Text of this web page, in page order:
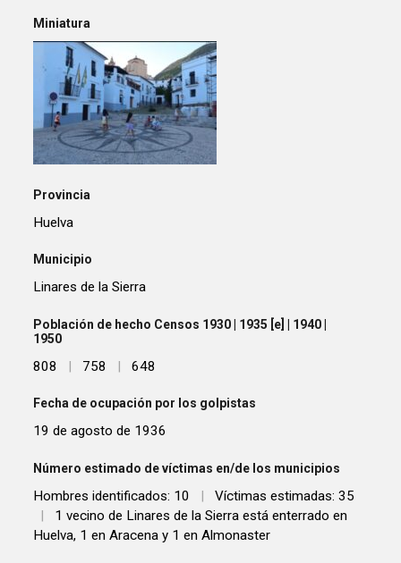
Miniatura
Provincia
Huelva
Municipio
Linares de la Sierra
Población de hecho Censos 1930 | 1935 [e] | 1940 |
1950
808 | 758 | 648
Fecha de ocupación por los golpistas
19 de agosto de 1936
Número estimado de víctimas en/de los municipios
Hombres identificados: 10 |
Víctimas estimadas: 35
|
1 vecino de Linares de la Sierra está enterrado en
Huelva, 1 en Aracena y 1 en Almonaster